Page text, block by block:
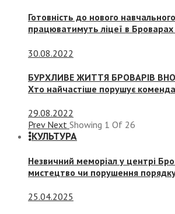
Готовність до нового
працюватимуть ліцеї в
30.08.2022
БУРХЛИВЕ ЖИТТЯ БРОВАРІВ
Хто найчастіше порушує
29.08.2022
Prev Next Showing 1 Of 26
КУЛЬТУРА
Незвичний меморіал у центрі
мистецтво чи порушення
25.04.2025